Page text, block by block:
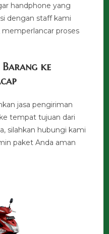
handphone yang
dengan staff kami
proses
ke
jasa pengiriman
tempat tujuan dari
silahkan hubungi kami
paket Anda aman